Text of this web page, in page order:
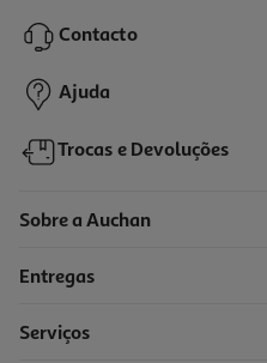
3,19 €
Contacto
Ajuda
Trocas e Devoluções
Sobre a Auchan
Entregas
Serviços